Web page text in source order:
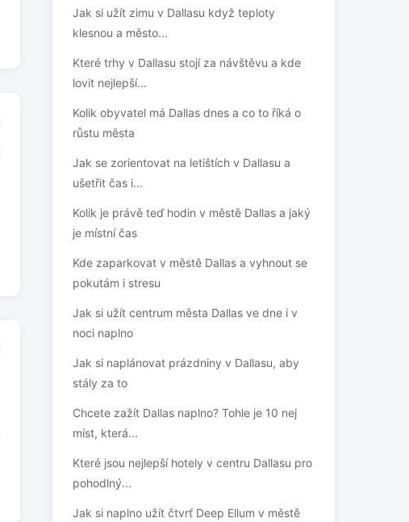
Jak si užít zimu v Dallasu když teploty
klesnou a město...
Které trhy v Dallasu stojí za návštěvu a kde
lovit nejlepší...
Kolik obyvatel má Dallas dnes a co to říká o
růstu města
Jak se zorientovat na letištích v Dallasu a
ušetřit čas i...
Kolik je právě teď hodin v městě Dallas a jaký
je místní čas
Kde zaparkovat v městě Dallas a vyhnout se
pokutám i stresu
Jak si užít centrum města Dallas ve dne i v
noci naplno
Jak si naplánovat prázdniny v Dallasu, aby
stály za to
Chcete zažít Dallas naplno? Tohle je 10 nej
míst, která...
Které jsou nejlepší hotely v centru Dallasu pro
pohodlný...
Jak si naplno užít čtvrť Deep Ellum v městě